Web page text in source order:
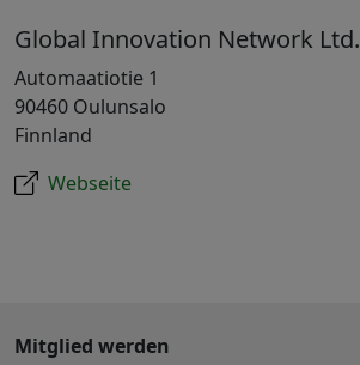
Global Innovation Network Ltd.
Automaatiotie 1
90460 Oulunsalo
Finnland
Webseite
Mitglied werden